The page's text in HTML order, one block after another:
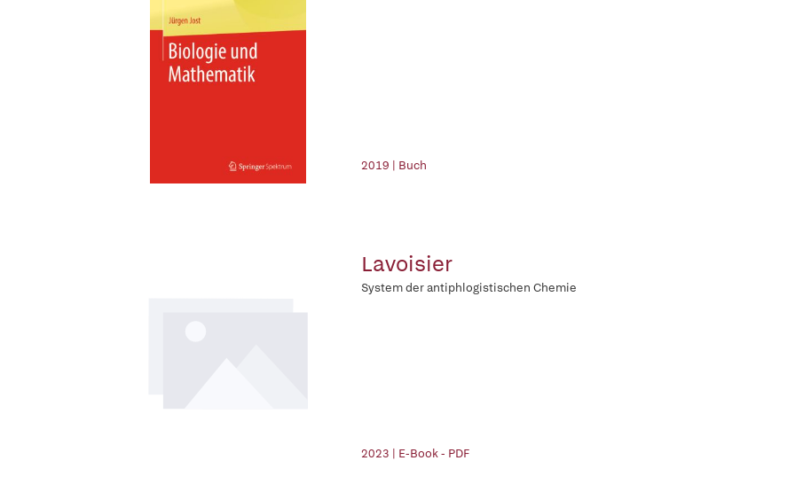
2019 | Buch
Lavoisier
System der antiphlogistischen Chemie
2023 | E-Book - PDF